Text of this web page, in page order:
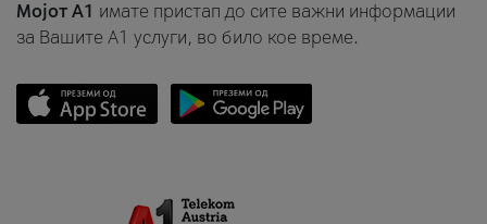
Мојот A1 имате пристап до сите важни информации
за Вашите A1 услуги, во било кое време.